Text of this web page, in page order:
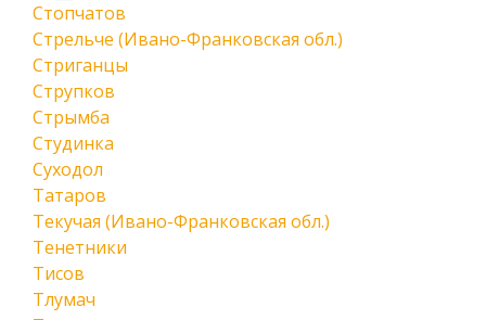
Стопчатов
Стрельче (Ивано-Франковская обл.)
Стриганцы
Струпков
Стрымба
Студинка
Суходол
Татаров
Текучая (Ивано-Франковская обл.)
Тенетники
Тисов
Тлумач